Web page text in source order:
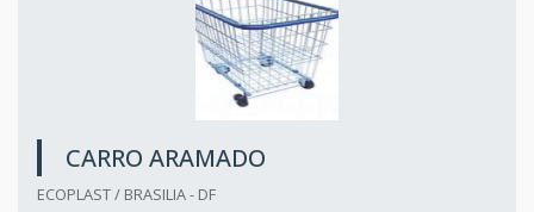
CARRO ARAMADO
ECOPLAST / BRASILIA - DF